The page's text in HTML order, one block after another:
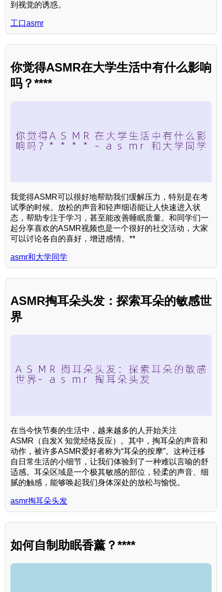
到视觉的诱惑。
工口asmr
你觉得ASMR在大学生活中有什么影响
吗？****
我觉得ASMR可以很好地帮助我们缓解压力，特别是在考
试季的时候。放松的声音和轻声细语能让人快速进入状
态，帮助专注于学习，甚至能改善睡眠质量。和同学们一
起分享喜欢的ASMR视频也是一个很好的社交活动，大家
可以讨论各自的喜好，增进感情。**
asmr和大学同学
ASMR掏耳朵头发：探索耳朵的敏感世
界
在当今快节奏的生活中，越来越多的人开始关注
ASMR（自发X 知觉经络反应）。其中，掏耳朵的声音和
动作，被许多ASMR爱好者称为“耳朵的按摩”。这种迁移
自日常生活的小细节，让我们体验到了一种难以言喻的舒
适感。耳朵区域是一个极其敏感的部位，轻柔的声音、细
腻的触感，能够唤起我们身体深处的放松与愉悦。
asmr掏耳朵头发
如何自制助眠香薰？****